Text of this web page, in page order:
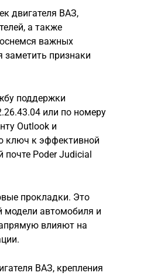
двигателя ВАЗ,
а также
важных
заметить признаки
поддержки
или по номеру
Outlook и
ключ к эффективной
почте Poder Judicial
прокладки. Это
модели автомобиля и
влияют на
ВАЗ, крепления